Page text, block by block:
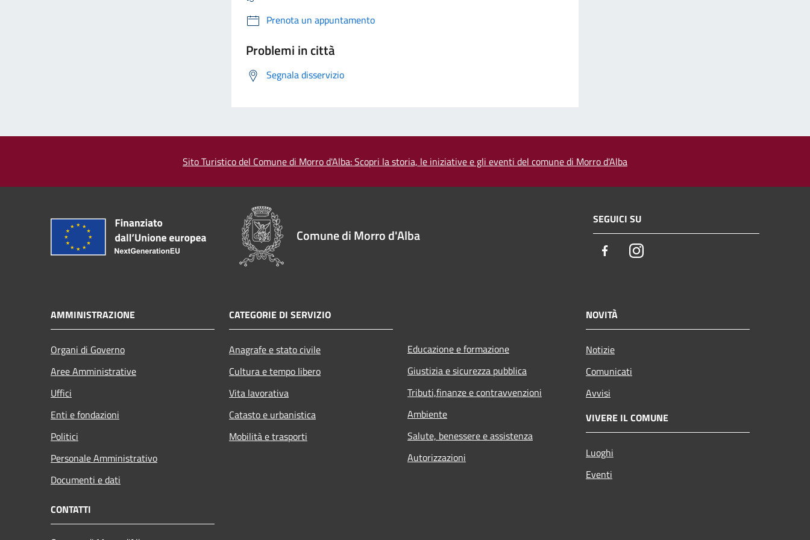
Prenota un appuntamento
Problemi in città
Segnala disservizio
Sito Turistico del Comune di Morro d'Alba: Scopri la storia, le iniziative e gli eventi del comune di Morro d'Alba
Comune di Morro d'Alba
SEGUICI SU
FacebookInstagram
AMMINISTRAZIONE
Organi di Governo
Aree Amministrative
Uffici
Enti e fondazioni
Politici
Personale Amministrativo
Documenti e dati
CATEGORIE DI SERVIZIO
Anagrafe e stato civile
Cultura e tempo libero
Vita lavorativa
Catasto e urbanistica
Mobilità e trasporti
Educazione e formazione
Giustizia e sicurezza pubblica
Tributi,finanze e contravvenzioni
Ambiente
Salute, benessere e assistenza
Autorizzazioni
NOVITÀ
Notizie
Comunicati
Avvisi
VIVERE IL COMUNE
Luoghi
Eventi
CONTATTI